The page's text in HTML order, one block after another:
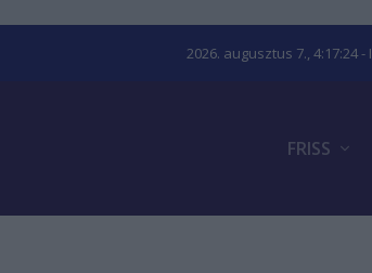
2026. augusztus 7., 4:17:25-
FRISS